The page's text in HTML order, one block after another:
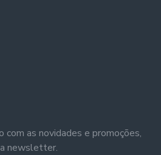
com as novidades e promoções,
newsletter.